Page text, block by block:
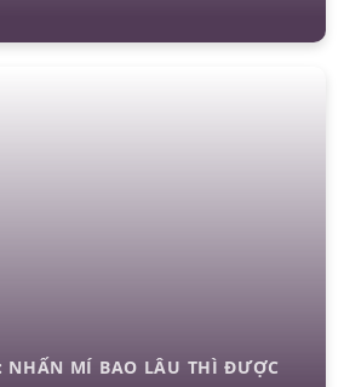
NHẤN MÍ BAO LÂU THÌ ĐƯỢC